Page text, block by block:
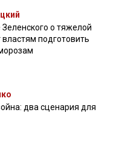
о тяжелой
подготовить
два сценария для